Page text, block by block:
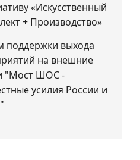
«Искусственный
+ Производство»
поддержки выхода
на внешние
"Мост ШОС -
усилия России и